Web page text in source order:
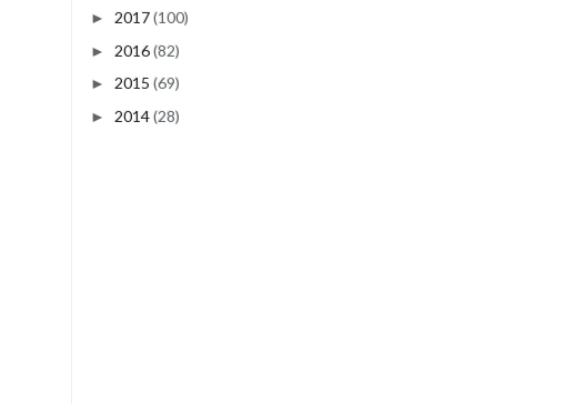
► 2017(100)
► 2016(82)
► 2015 (69)
► 2014(28)